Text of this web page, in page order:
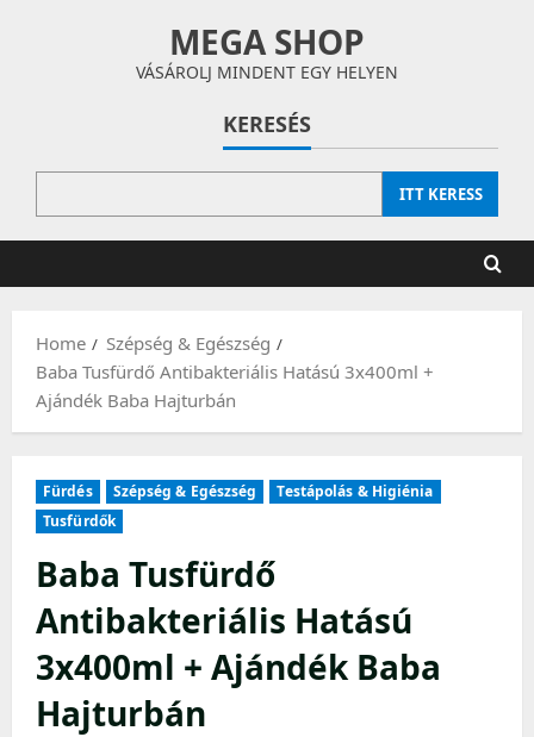
MEGA SHOP
VÁSÁROLJ MINDENT EGY HELYEN
KERESÉS
ITT KERESS
Home
Szépség & Egészség
Baba Tusfürdő Antibakteriális Hatású 3x400ml +
Ajándék Baba Hajturbán
Fürdés Szépség & Egészség
Testápolás & Higiénia
Tusfürdők
Baba Tusfürdő
Antibakteriális Hatású
3x400ml + Ajándék Baba
Hajturbán